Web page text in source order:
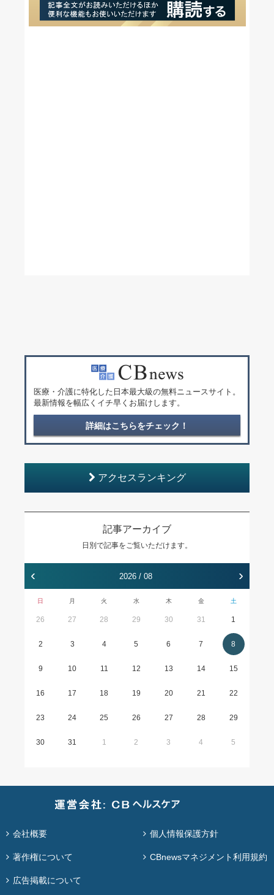
医療・介護に特化した日本最大級の無料ニュースサイト。
最新情報を幅広くイチ早くお届けします。
詳細はこちらをチェック！
アクセスランキング
記事アーカイブ
日別で記事をご覧いただけます。
‹ 2026 / 08 ›
日 月 火 水 木 金 土
26 27 28 29 30 31 1
2 3 4 5 6 7 8
9 10 11 12 13 14 15
16 17 18 19 20 21 22
23 24 25 26 27 28 29
30 31 1 2 3 4 5
会社概要 個人情報保護方針
著作権について CBnewsマネジメント利用規約
広告掲載について